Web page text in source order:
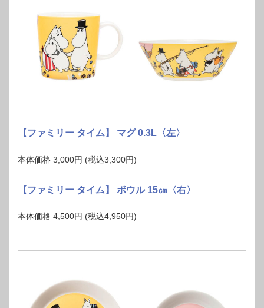
【ファミリー タイム】 マグ 0.3L〈左〉
本体価格 3,000円 (税込3,300円)
【ファミリー タイム】 ボウル 15㎝〈右〉
本体価格 4,500円 (税込4,950円)